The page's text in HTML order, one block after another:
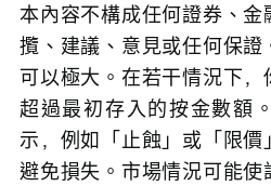
本內容不構成任何證券、
攬、建議、意見或任何保
可以極大。在若干情況下
超過最初存入的按金數額
示，例如「止蝕」或「限
避免損失。市場情況可能